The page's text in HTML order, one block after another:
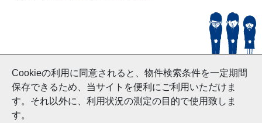
Cookieの利用に同意されると、物件検索条件を一定期間
保存できるため、当サイトを便利にご利用いただけま
す。それ以外に、利用状況の測定の目的で使用致しま
す。
© HouseDoYonago
and Nishinihon Home Co.ltd All Rights Reserved.